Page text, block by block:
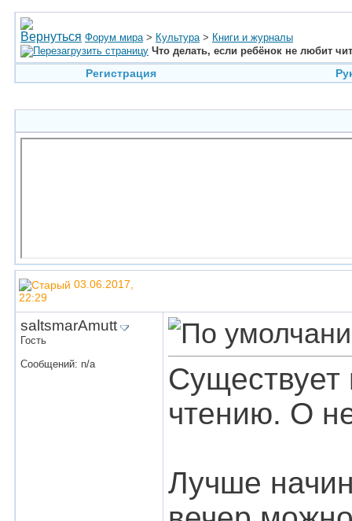
Форум мира > Культура > Книги и журналы
Что делать, если ребёнок не любит
Регистрация
03.06.2017,
22:29
saltsmarAmutt
Гость
Сообщений: n/a
Существует
чтению. О
Лучше